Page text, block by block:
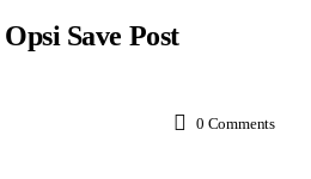
Save Post
0 Comments